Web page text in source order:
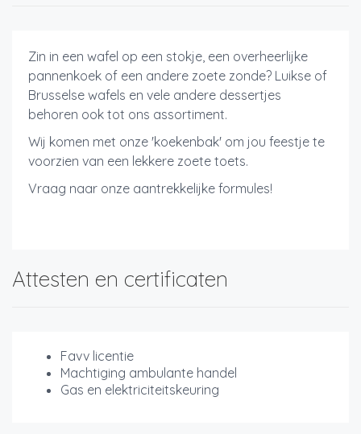
Zin in een wafel op een stokje, een overheerlijke
pannenkoek of een andere zoete zonde? Luikse of
Brusselse wafels en vele andere dessertjes
behoren ook tot ons assortiment.
Wij komen met onze 'koekenbak' om jou feestje te
voorzien van een lekkere zoete toets.
Vraag naar onze aantrekkelijke formules!
Attesten en certificaten
Favv licentie
Machtiging ambulante handel
Gas en elektriciteitskeuring